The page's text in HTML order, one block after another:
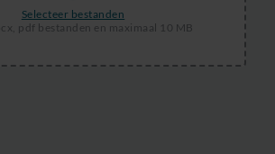
Selecteer bestanden
pdf bestanden en maximaal 10 MB